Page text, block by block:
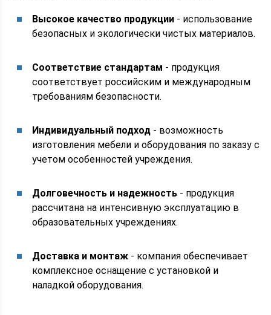
Высокое качество продукции - использование
безопасных и экологически чистых материалов.
Соответствие стандартам - продукция
соответствует российским и международным
требованиям безопасности.
Индивидуальный подход - возможность
изготовления мебели и оборудования по заказу с
учетом особенностей учреждения.
Долговечность и надежность - продукция
рассчитана на интенсивную эксплуатацию в
образовательных учреждениях.
Доставка и монтаж - компания обеспечивает
комплексное оснащение с установкой и
наладкой оборудования.